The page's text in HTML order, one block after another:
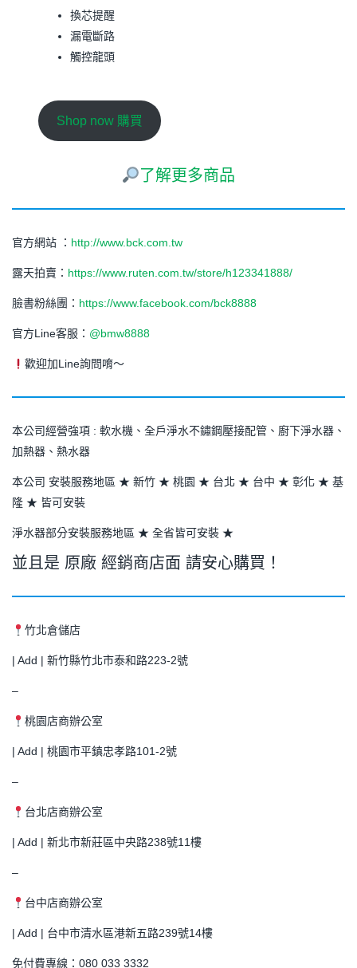
換芯提醒
漏電斷路
觸控龍頭
Shop now 購買
了解更多商品
官方網站 ： http://www.bck.com.tw
露天拍賣： https://www.ruten.com.tw/store/h123341888/
臉書粉絲團： https://www.facebook.com/bck8888
官方Line客服： @bmw8888
歡迎加Line詢問唷～
本公司經營強項 : 軟水機、全戶淨水不鏽鋼壓接配管、廚下淨水器、
加熱器、熱水器
本公司 安裝服務地區 ★ 新竹 ★ 桃園 ★ 台北 ★ 台中 ★ 彰化 ★ 基
隆 ★ 皆可安裝
淨水器部分安裝服務地區 ★ 全省皆可安裝 ★
並且是 原廠 經銷商店面 請安心購買！
竹北倉儲店
| Add | 新竹縣竹北市泰和路223-2號
–
桃園店商辦公室
| Add | 桃園市平鎮忠孝路101-2號
–
台北店商辦公室
| Add | 新北市新莊區中央路238號11樓
–
台中店商辦公室
| Add | 台中市清水區港新五路239號14樓
免付費專線：080 033 3332